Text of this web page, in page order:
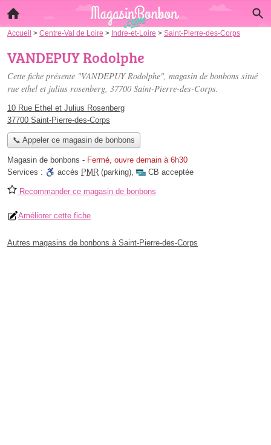
Accueil > Centre-Val de Loire > Indre-et-Loire > Saint-Pierre-des-Corps
VANDEPUY Rodolphe
Cette fiche présente "VANDEPUY Rodolphe", magasin de bonbons situé
rue ethel et julius rosenberg, 37700 Saint-Pierre-des-Corps.
10 Rue Ethel et Julius Rosenberg
37700 Saint-Pierre-des-Corps
📞 Appeler ce magasin de bonbons
Magasin de bonbons - Fermé, ouvre demain à 6h30
Services :
accès PMR (parking), CB acceptée
Recommander ce magasin de bonbons
Améliorer cette fiche
Autres magasins de bonbons à Saint-Pierre-des-Corps